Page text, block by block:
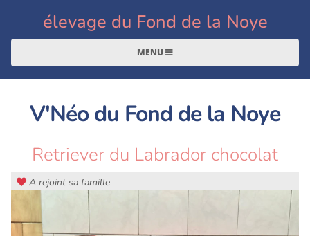
élevage du Fond de la Noye
MENU
V'Néo du Fond de la Noye
Retriever du Labrador chocolat
A rejoint sa famille